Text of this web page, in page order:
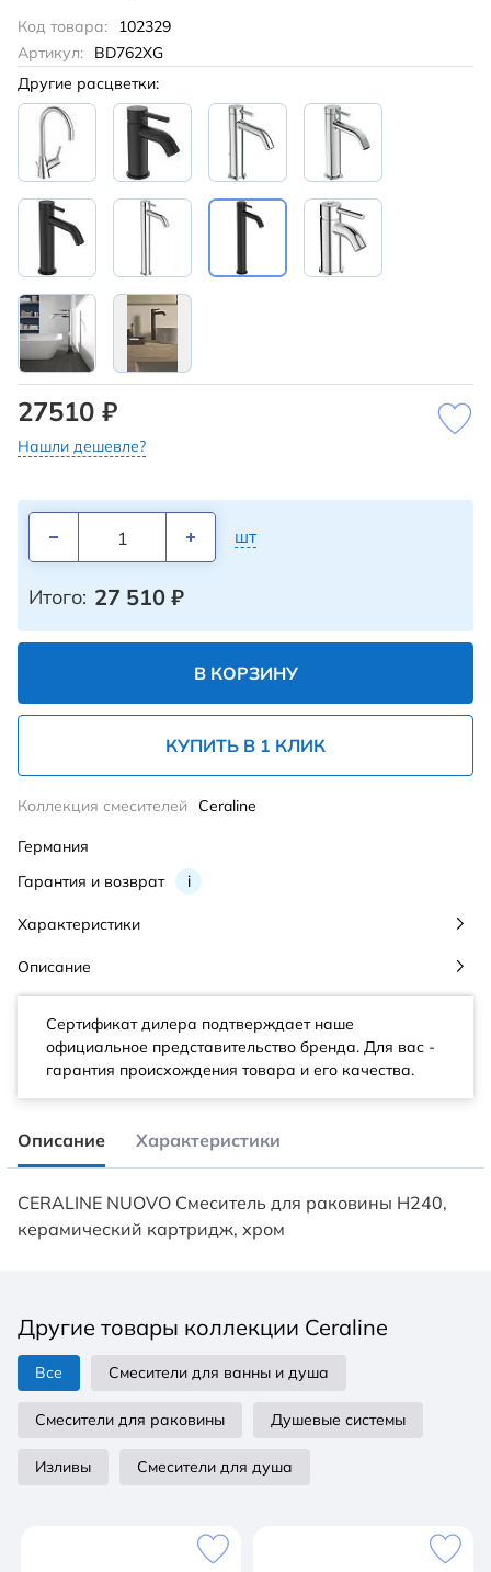
Код товара:
102329
Артикул:
BD762XG
Другие расцветки:
27510 ₽
Нашли дешевле?
шт
Итого: 27 510 ₽
В КОРЗИНУ
КУПИТЬ В 1 КЛИК
Гарантия и возврат i
Коллекция смесителей Ceraline
Германия
Характеристики
Описание
Сертификат дилера подтверждает наше
официальное представительство бренда. Для вас -
гарантия происхождения товара и его качества.
Описание Характеристики
CERALINE NUOVO Смеситель для раковины H240,
керамический картридж, хром
Другие товары коллекции Ceraline
Все Смесители для ванны и душа
Смесители для раковины Душевые системы
Изливы Смесители для душа